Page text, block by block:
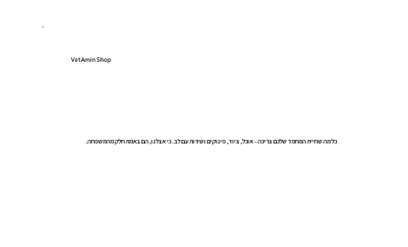
VetAmin Shop
כל מה שחיית המחמד שלכם צריכה – אוכל, ציוד, פינוקים ושירות עם לב. כי אצלנו, הם באמת חלק מהמשפחה.